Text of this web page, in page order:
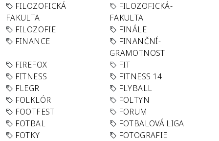
FILOZOFICKÁ
FAKULTA
FILOZOFICKÁ-
FAKULTA
FILOZOFIE
FINÁLE
FINANCE
FINANČNÍ-
GRAMOTNOST
FIREFOX
FIT
FITNESS
FITNESS 14
FLEGR
FLYBALL
FOLKLÓR
FOLTYN
FOOTFEST
FORUM
FOTBAL
FOTBALOVÁ LIGA
FOTKY
FOTOGRAFIE